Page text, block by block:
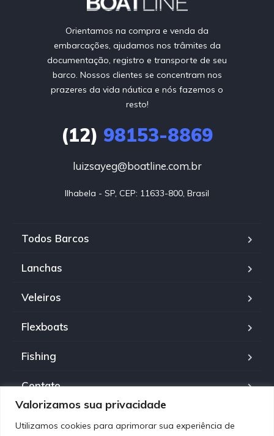
Valorizamos sua privacidade
Utilizamos cookies para aprimorar sua experiência de
Orientamos na compra e venda da
embarcações, ajudamos nos trâmites da
documentação, registro e transporte de seu
barco. Nossos clientes se concentram nos
prazeres da vida náutica e nós fazemos o
resto!
(12) 98153-8869
luizsayeg@boatline.com.br
Ilhabela - SP, CEP: 11633-800, Brasil
Todos Barcos
Lanchas
Veleiros
Flexboats
Fishing
Contato
Política de Privacidade